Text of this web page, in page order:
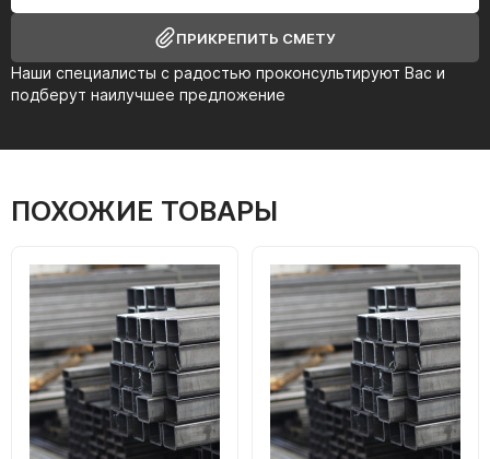
Наши специалисты с радостью проконсультируют Вас и
подберут наилучшее предложение
ПРИКРЕПИТЬ СМЕТУ
ПОХОЖИЕ ТОВАРЫ